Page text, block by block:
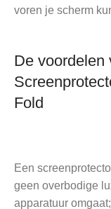
voren je scherm
De voordelen
Fold
Een
geen overbodige
apparatuur